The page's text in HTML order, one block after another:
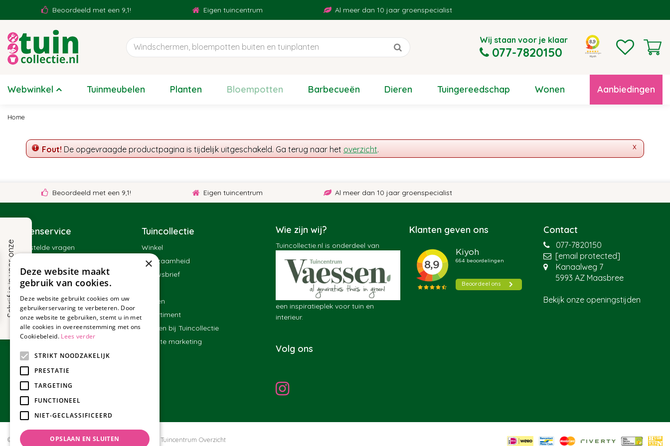
Home
Beoordeeld met een 9,1! Eigen tuincentrum Al meer dan 10 jaar groenspecialist
Wij staan voor je klaar
077-7820150
Webwinkel Tuinmeubelen Planten Bloempotten Barbecueën Dieren Tuingereedschap Wonen Aanbiedingen
x
Fout! De opgevraagde productpagina is tijdelijk uitgeschakeld. Ga terug naar het overzicht.
Beoordeeld met een 9,1! Eigen tuincentrum Al meer dan 10 jaar groenspecialist
Klantenservice
Veelgestelde vragen
Contact
Bestellen
Bezorgen en afhalen
Betalen
Ruilen en retourneren
Algemene voorwaarden
Tuincollectie
Winkel
Duurzaamheid
Nieuwsbrief
Merken
Assortiment
Werken bij Tuincollectie
Affiliate marketing
Wie zijn wij?
Tuincollectie.nl is onderdeel van
een inspiratieplek voor tuin en
interieur.
Volg ons
Klanten geven ons Contact
077-7820150
[email protected]
Kanaalweg 7
5993 AZ Maasbree
Bekijk onze openingstijden
© Tuincollectie.nl Green Solutions Privacy policy Tuincentrum Overzicht
S
c
h
r
i
j
f
j
e
i
n
v
o
o
r
o
n
z
e
n
i
e
u
w
s
b
r
i
e
f! ×
Deze website maakt
gebruik van cookies.
Deze website gebruikt cookies om uw
gebruikerservaring te verbeteren. Door
onze website te gebruiken, stemt u in met
alle cookies in overeenstemming met ons
Cookiebeleid. Lees verder
STRIKT NOODZAKELIJK
PRESTATIE
TARGETING
FUNCTIONEEL
NIET-GECLASSIFICEERD
OPSLAAN EN SLUITEN